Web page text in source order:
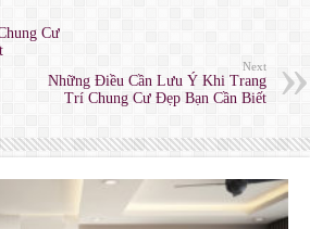
Cư
Next
Những Điều Cần Lưu Ý Khi Trang
Trí Chung Cư Đẹp Bạn Cần Biết